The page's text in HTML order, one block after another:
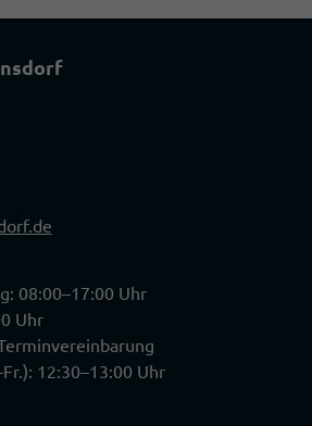
08:00–17:00 Uhr
Uhr
12:30–13:00 Uhr